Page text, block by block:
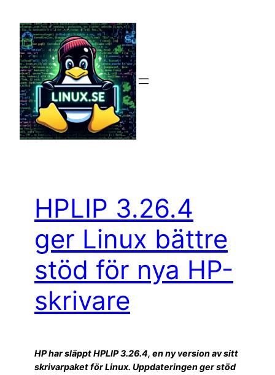
innehåll
HPLIP 3.26.4
ger Linux bättre
stöd för nya HP-
skrivare
HP har släppt HPLIP 3.26.4, en ny version av sitt
skrivarpaket för Linux. Uppdateringen ger stöd